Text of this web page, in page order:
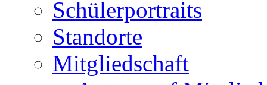
Schülerportraits
Standorte
Mitgliedschaft